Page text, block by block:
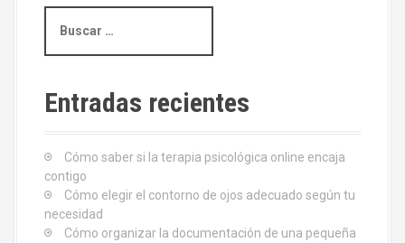
s
a
rEntradas recientes
Cómo saber si la terapia psicológica online encaja
contigo
Cómo elegir el contorno de ojos adecuado según tu
necesidad
Cómo organizar la documentación de una pequeña